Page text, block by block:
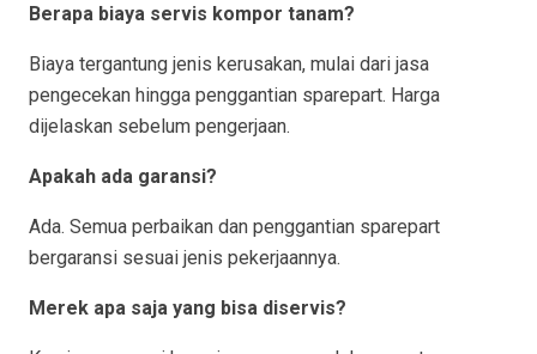
Berapa biaya servis kompor tanam?
Biaya tergantung jenis kerusakan, mulai dari jasa
pengecekan hingga penggantian sparepart. Harga
dijelaskan sebelum pengerjaan.
Apakah ada garansi?
Ada. Semua perbaikan dan penggantian sparepart
bergaransi sesuai jenis pekerjaannya.
Merek apa saja yang bisa diservis?